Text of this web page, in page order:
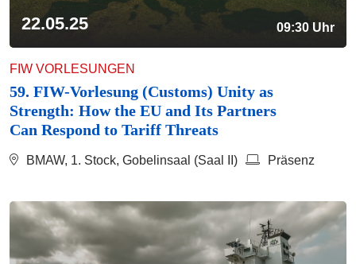
22.05.25 09:30 Uhr
FIW VORLESUNGEN
59. FIW-Vorlesung (Customs) Unity as
Strength: How the EU and Its Partners
Can Respond to Tariff Threats
BMAW, 1. Stock, Gobelinsaal (Saal II) Präsenz